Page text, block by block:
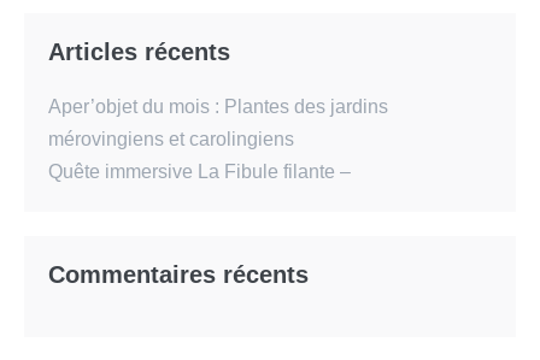
Articles récents
Aper’objet du mois : Plantes des jardins
mérovingiens et carolingiens
Quête immersive La Fibule filante –
Commentaires récents